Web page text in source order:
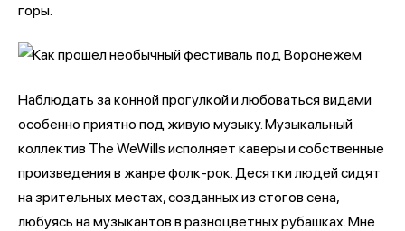
горы.
Наблюдать за конной прогулкой и любоваться видами
особенно приятно под живую музыку. Музыкальный
коллектив The WeWills исполняет каверы и собственные
произведения в жанре фолк-рок. Десятки людей сидят
на зрительных местах, созданных из стогов сена,
любуясь на музыкантов в разноцветных рубашках. Мне